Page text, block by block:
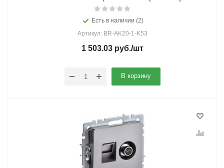
Есть в наличии (2)
Артикул: BR-AK20-1-K53
1 503.03 руб./шт
В корзину